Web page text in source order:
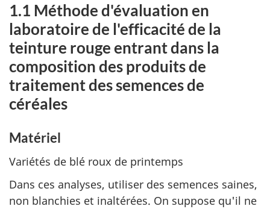
1.1 Méthode d'évaluation en
laboratoire de l'efficacité de la
teinture rouge entrant dans la
composition des produits de
traitement des semences de
céréales
Matériel
Variétés de blé roux de printemps
Dans ces analyses, utiliser des semences saines,
non blanchies et inaltérées. On suppose qu'il ne